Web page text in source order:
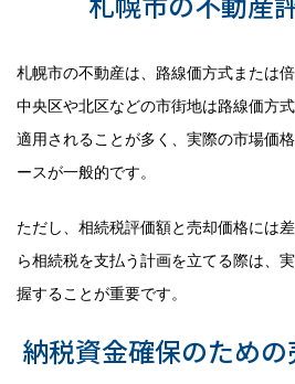
札幌市の不動産は、路線価方式または
中央区や北区などの市街地は路線価方
適用されることが多く、実際の市場価
ースが一般的です。
ただし、相続税評価額と売却価格には
ら相続税を支払う計画を立てる際は、
握することが重要です。
納税資金確保のため